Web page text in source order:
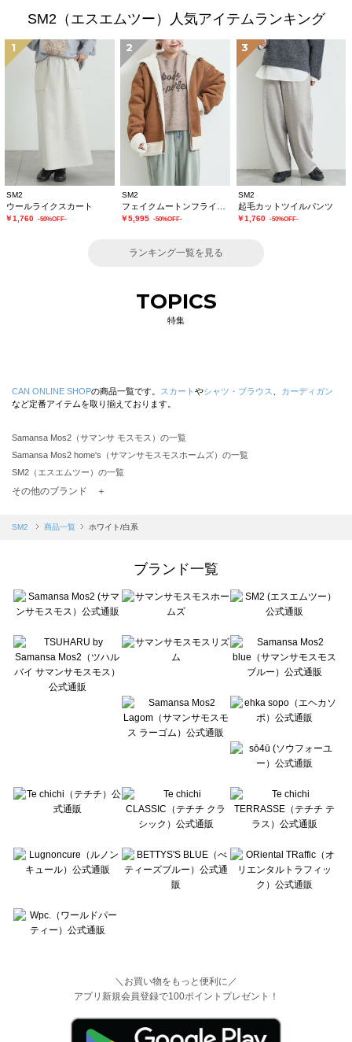
SM2（エスエムツー）人気アイテムランキング
1
SM2
ウールライクスカート
￥1,760 -50%OFF-
2
SM2
￥5,995 -50%OFF-
3
SM2
起毛カットツイルパンツ
￥1,760 -50%OFF-
ランキング一覧を見る
TOPICS
特集
CAN ONLINE SHOPの商品一覧です。 スカート やシャツ・ブラウス
カーディガン
など定番アイテムを取り揃えております。
Samansa Mos2（サマンサ モスモス）の一覧
Samansa Mos2 home's（サマンサモスモスホームズ）の一覧
SM2（エスエムツー）の一覧
TSUHARU by Samansa Mos2（ツハルバイサマンサモスモス）の一覧
Samansa Mos2 blue（サマンサモスモス ブルー）の一覧
Te chichi（テチチ）の一覧
Te chichi CLASSIC（テチチ クラシック）の一覧
Lugnoncure（ルノンキュール）の一覧
BETTY'S BLUE（べティーズブルー）の一覧
Wpc.（ワールドパーティー）の一覧
その他のブランド ＋
SM2 商品一覧 ホワイト/白系
ブランド一覧
＼お買い物をもっと便利に／
アプリ新規会員登録で100ポイントプレゼント！